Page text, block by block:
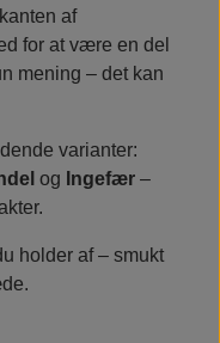
af
for at være en del
mening – det kan
varianter:
og Ingefær –
holder af – smukt